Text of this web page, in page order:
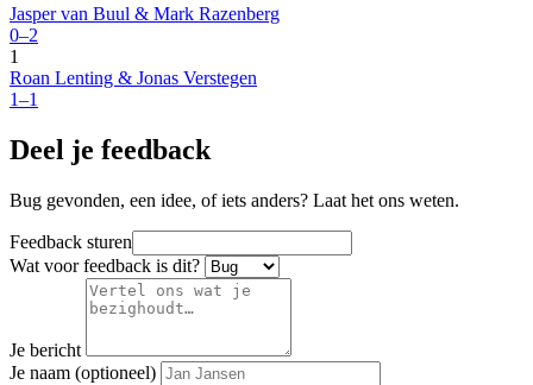
Jasper van Buul & Mark Razenberg
0–2
1
Roan Lenting & Jonas Verstegen
1–1
Deel je feedback
Bug gevonden, een idee, of iets anders? Laat het ons weten.
Feedback sturen
Wat voor feedback is dit?
Je bericht
Je naam (optioneel)